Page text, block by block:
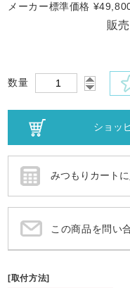
メーカー標準価格
販
数量
この商品を問い
[取付方法]